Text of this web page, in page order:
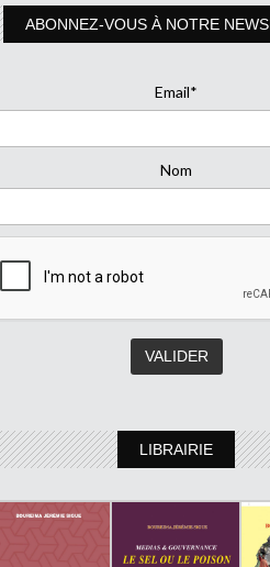
ABONNEZ-VOUS À NOTRE
Email*
Nom
LIBRAIRIE